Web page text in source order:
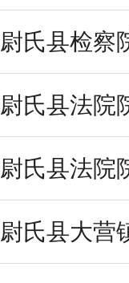
尉氏县检察
尉氏县法院
尉氏县法院
尉氏县大营